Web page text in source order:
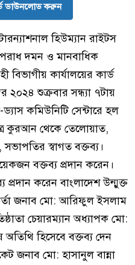
ডাউনলোড করুন
হিউম্যান রাইটস
দমন ও মানবাধিক
বিভাগীয় কার্যালয়ের কার্ড
২০২৪ শুক্রবার সন্ধ্যা ৭টায়
কমিউনিটি সেন্টারে হল
কুরআন থেকে তেলোয়াত,
স্বাগত বক্তব্য।
বক্তব্য প্রদান করেন।
প্রদান করেন বাংলাদেশ উন্মুক্ত
জনাব মো: আরিফুল ইসলাম
চেয়ারম্যান অধ্যাপক মো:
হিসেবে বক্তব্য দেন
জনাব মো: হাসানুল বান্না